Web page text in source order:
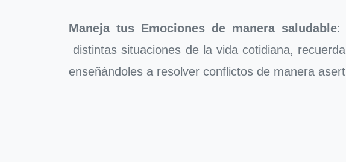
Maneja tus Emociones de manera saludable:
distintas situaciones de la vida cotidiana,
enseñándoles a resolver conflictos de manera